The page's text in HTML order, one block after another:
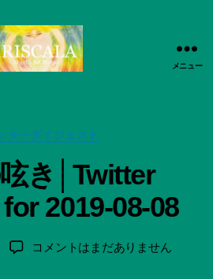
日
活
動
記
録・
品
メニュー
カ
ゴ
リ
ー
ターダイジェスト
き│Twitter
2019-08-08
投
:
智
月
u
本
コメントはまだありません